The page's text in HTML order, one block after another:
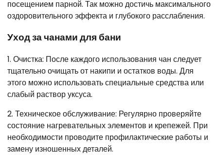
посещением парной. Так можно достичь максимального
оздоровительного эффекта и глубокого расслабления.
Уход за чанами для бани
1. Очистка: После каждого использования чан следует
тщательно очищать от накипи и остатков воды. Для
этого можно использовать специальные средства или
слабый раствор уксуса.
2. Техническое обслуживание: Регулярно проверяйте
состояние нагревательных элементов и крепежей. При
необходимости проводите профилактические работы и
замену изношенных деталей.